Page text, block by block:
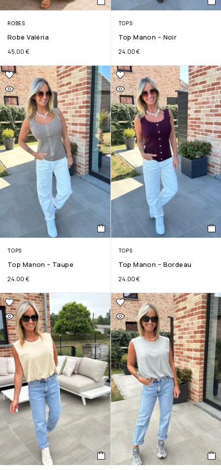
ROBES
Robe Valéria
45.00 €
TOPS
Top Manon – Noir
24.00€
TOPS
Top Manon – Taupe
24.00 €
TOPS
Top Manon – Bordeau
24.00€